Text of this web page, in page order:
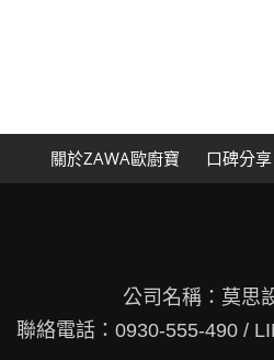
關於ZAWA歐廚寶 口碑分享
公司名稱：莫思
聯絡電話：0930-555-490 /